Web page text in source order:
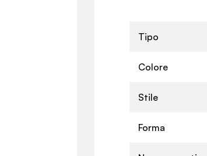
Tipo
Colore
Stile
Forma